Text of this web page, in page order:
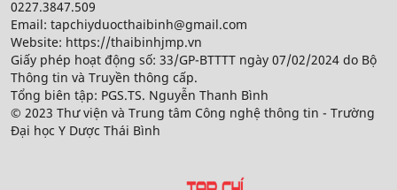
0227.3847.509
Email: tapchiyduocthaibinh@gmail.com
Website: https://thaibinhjmp.vn
Giấy phép hoạt động số: 33/GP-BTTTT ngày 07/02/2024 do Bộ
Thông tin và Truyền thông cấp.
Tổng biên tập: PGS.TS. Nguyễn Thanh Bình
© 2023 Thư viện và Trung tâm Công nghệ thông tin - Trường
Đại học Y Dược Thái Bình